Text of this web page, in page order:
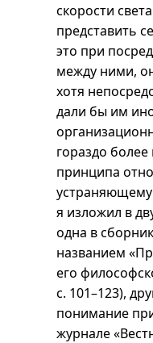
скорости
представить
это при
между ними,
хотя
дали бы им
гораздо
принципа
устраняющему
я изложил в
одна в
названием
его
с. 101–123),
понимание
журнале